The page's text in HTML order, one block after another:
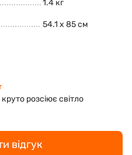
1.4 кг
54.1 х 85 см
розсіює світло
відгук